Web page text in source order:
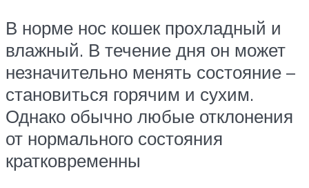
В норме нос кошек прохладный и
влажный. В течение дня он может
незначительно менять состояние –
становиться горячим и сухим.
Однако обычно любые отклонения
от нормального состояния
кратковременны